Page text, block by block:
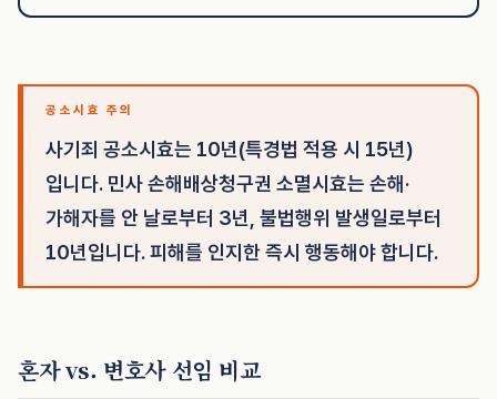
공소시효 주의
사기죄 공소시효는 10년(특경법 적용 시 15년)
입니다. 민사 손해배상청구권 소멸시효는 손해·
가해자를 안 날로부터 3년, 불법행위 발생일로부터
10년입니다. 피해를 인지한 즉시 행동해야 합니다.
혼자 vs. 변호사 선임 비교